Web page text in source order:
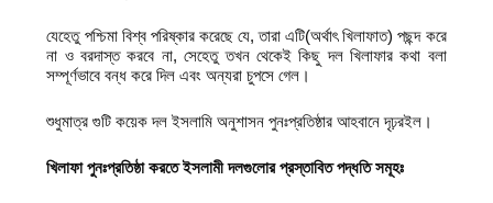
যেহেতু পশ্চিমা বিশ্ব পরিষ্কার করেছে যে, তারা এটি(অর্থাৎ খিলাফাত) পছন্দ করে
না ও বরদাস্ত করবে না, সেহেতু তখন থেকেই কিছু দল খিলাফার কথা বলা
সম্পূর্ণভাবে বন্ধ করে দিল এবং অন্যরা চুপসে গেল।
শুধুমাত্র গুটি কয়েক দল ইসলামি অনুশাসন পুনঃপ্রতিষ্ঠার আহবানে দৃঢ়রইল।
খিলাফা পুনঃপ্রতিষ্ঠা করতে ইসলামী দলগুলোর প্রস্তাবিত পদ্ধতি সমূহঃ